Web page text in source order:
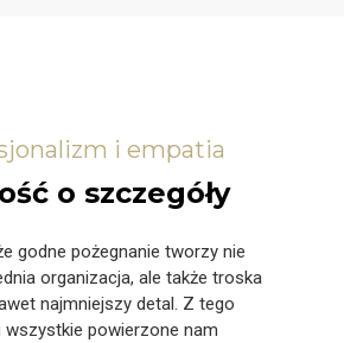
i empatia
o szczegóły
godne pożegnanie tworzy nie
organizacja, ale także troska
najmniejszy detal. Z tego
wszystkie powierzone nam